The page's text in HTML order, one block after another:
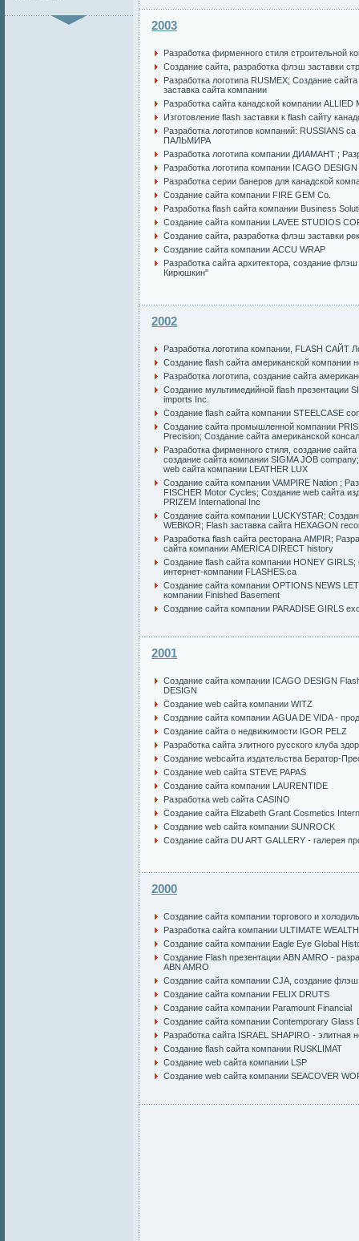
2003
Разработка фирменного стиля строительной
Создание сайта разработка флэш заставки
Разработка логотипа RUSMEX; Создание
заставка сайта компании
Разработка сайта канадской компании ALLIED
Изготовление flash заставки к flash сайту
Разработка логотипов компаний: RUSSIANS ca
ПАЛЬМИРА
Разработка логотипа компании ДИАМАНТ ;
Разработка логотипа компании ICAGO
Разработка серии банеров для канадской
Создание сайта компании FIRE GEM Co.
Разработка flash сайта компании Business
Создание сайта компании LAVEE STUDIOS
Создание сайта разработка флэш заставки
Создание сайта компании ACCU WRAP
Разработка сайта архитектора создание флэш
Кирюшкин"
2002
Разработка логотипа компании FLASH САЙТ
Создание flash сайта американской компании
Разработка логотипа создание сайта
Создание мультимедийной flash презентации
imports Inc.
Создание flash сайта компании STEELCASE
Создание сайта промышленной компании
Precision; Создание сайта американской
Разработка фирменного стиля создание
создание сайта компании SIGMA JOB company
web сайта компании LEATHER LUX
Создание сайта компании VAMPIRE Nation ;
FISCHER Motor Cycles; Создание web сайта
PRIZEM International Inc
Создание сайта компании LUCKYSTAR;
WЕBКОR; Flash заставка сайта HEXAGON
Разработка flash сайта ресторана AMPIR;
сайта компании AMERICA DIRECT history
Создание flash сайта компании HONEY GIRLS;
интернет-компании FLASHES.ca
Создание сайта компании OPTIONS NEWS
компании Finished Basement
Создание сайта компании PARADISE GIRLS
2001
Создание сайта компании ICAGO DESIGN
DESIGN
Создание web сайта компании WITZ
Создание сайта компании AGUA DE VIDA -
Создание сайта о недвижимости IGOR PELZ
Разработка сайта элитного русского клуба
Создание webсайта издательства Бератор-
Создание web сайта STEVE PAPAS
Создание сайта компании LAURENTIDE
Разработка web сайта CASINO
Создание сайта Elizabeth Grant Cosmetics
Создание web сайта компании SUNROCK
Создание сайта DU ART GALLERY - галерея
2000
Создание сайта компании торгового и
Разработка сайта компании ULTIMATE WEALTH
Создание сайта компании Eagle Eye Global
Создание Flash презентации ABN AMRO -
ABN AMRO
Создание сайта компании CJA, создание флэш
Создание сайта компании FELIX DRUTS
Создание сайта компании Paramount Financial
Создание сайта компании Contemporary Glass
Разработка сайта ISRAEL SHAPIRO - элитная
Создание flash сайта компании RUSKLIMAT
Создание web сайта компании LSP
Создание web сайта компании SEACOVER